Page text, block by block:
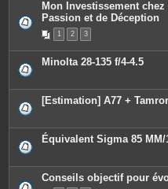
Mon Investissement
Passion et de Déception
1 2 3
Minolta 28-135 f/4-4.5
[Estimation] A77 +
Équivalent Sigma 85
Conseils objectif pour